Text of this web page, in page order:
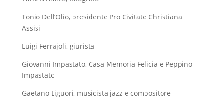
Tonio Dell’Olio, presidente Pro Civitate Christiana
Assisi
Luigi Ferrajoli, giurista
Giovanni Impastato, Casa Memoria Felicia e Peppino
Impastato
Gaetano Liguori, musicista jazz e compositore